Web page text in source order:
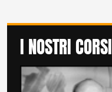
I NOSTRI CORSI